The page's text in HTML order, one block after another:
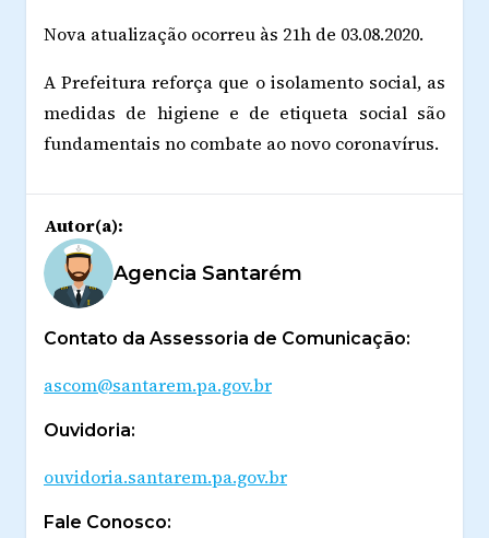
Nova atualização ocorreu às 21h de 03.08.2020.
A Prefeitura reforça que o isolamento social, as
medidas de higiene e de etiqueta social são
fundamentais no combate ao novo coronavírus.
Autor(a):
Agencia Santarém
Contato da Assessoria de Comunicação:
ascom@santarem.pa.gov.br
Ouvidoria:
ouvidoria.santarem.pa.gov.br
Fale Conosco: